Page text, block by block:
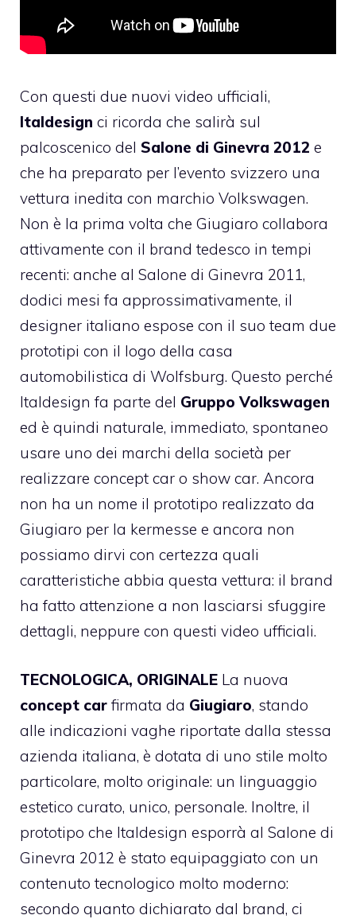
Con questi due nuovi video ufficiali,
Italdesign ci ricorda che salirà sul
palcoscenico del Salone di Ginevra 2012 e
che ha preparato per l’evento svizzero una
vettura inedita con marchio Volkswagen.
Non è la prima volta che Giugiaro collabora
attivamente con il brand tedesco in tempi
recenti: anche al Salone di Ginevra 2011,
dodici mesi fa approssimativamente, il
designer italiano espose con il suo team due
prototipi con il logo della casa
automobilistica di Wolfsburg. Questo perché
Italdesign fa parte del Gruppo Volkswagen
ed è quindi naturale, immediato, spontaneo
usare uno dei marchi della società per
realizzare concept car o show car. Ancora
non ha un nome il prototipo realizzato da
Giugiaro per la kermesse e ancora non
possiamo dirvi con certezza quali
caratteristiche abbia questa vettura: il brand
ha fatto attenzione a non lasciarsi sfuggire
dettagli, neppure con questi video ufficiali.
TECNOLOGICA, ORIGINALE La nuova
concept car firmata da Giugiaro, stando
alle indicazioni vaghe riportate dalla stessa
azienda italiana, è dotata di uno stile molto
particolare, molto originale: un linguaggio
estetico curato, unico, personale. Inoltre, il
prototipo che Italdesign esporrà al Salone di
Ginevra 2012 è stato equipaggiato con un
contenuto tecnologico molto moderno:
secondo quanto dichiarato dal brand, ci